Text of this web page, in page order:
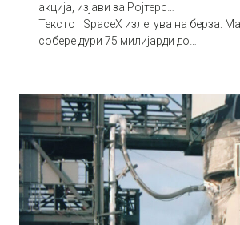
акција, изјави за Ројтерс…
Текстот SpaceX излегува на берза:
собере дури 75 милијарди до…